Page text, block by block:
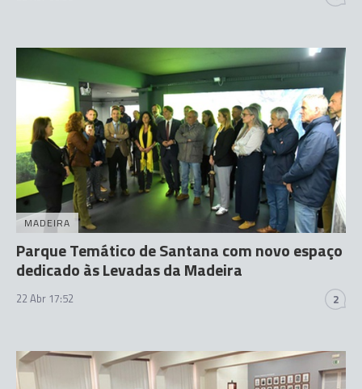
MADEIRA
Parque Temático de Santana com novo espaço
dedicado às Levadas da Madeira
22 Abr 17:52 2